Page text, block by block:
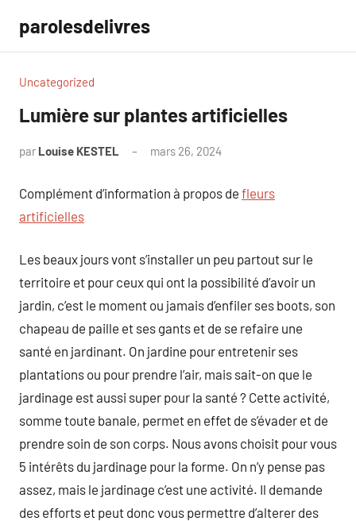
contenu
parolesdelivres
Uncategorized
Lumière sur plantes artificielles
par Louise KESTEL mars 26, 2024
Complément d’information à propos de fleurs
artificielles
Les beaux jours vont s’installer un peu partout sur le
territoire et pour ceux qui ont la possibilité d’avoir un
jardin, c’est le moment ou jamais d’enfiler ses boots, son
chapeau de paille et ses gants et de se refaire une
santé en jardinant. On jardine pour entretenir ses
plantations ou pour prendre l’air, mais sait-on que le
jardinage est aussi super pour la santé ? Cette activité,
somme toute banale, permet en effet de s’évader et de
prendre soin de son corps. Nous avons choisit pour vous
5 intérêts du jardinage pour la forme. On n’y pense pas
assez, mais le jardinage c’est une activité. Il demande
des efforts et peut donc vous permettre d’alterer des